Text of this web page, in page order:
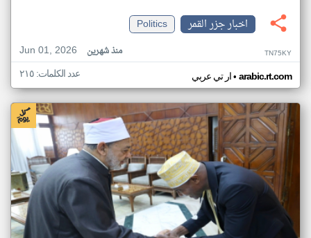
اخبار جزر القمر
Politics
Jun 01, 2026
منذ شهرين TN75KY
ار تي عربي• arabic.rt.com عدد الكلمات: ٢١٥